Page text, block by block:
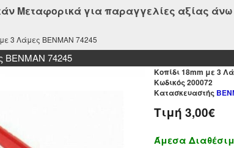
Μεταφορικά για παραγγελίες αξίας άνω
3 Λάμες BENMAN 74245
BENMAN 74245
Κοπίδι 18mm με 3
Kωδικός 200072
Κατασκευαστής
Τιμή 3,00€
Άμεσα